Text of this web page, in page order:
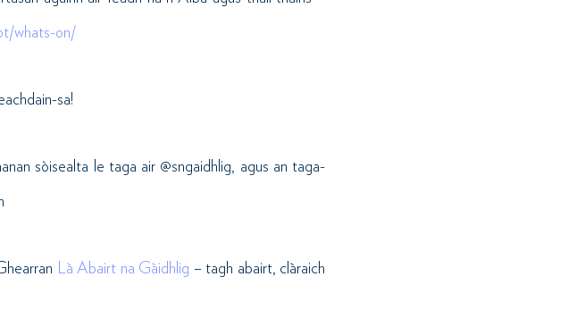
whats-on/
sa!
sòisealta le taga air @sngaidhlig, agus an taga-
Là Abairt na Gàidhlig – tagh abairt, clàraich